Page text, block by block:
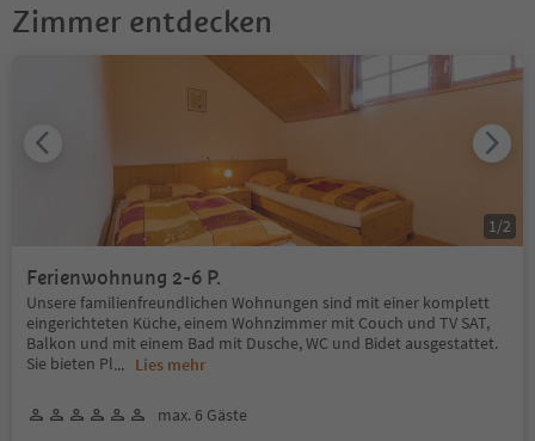
Zimmer entdecken
Ferienwohnung 2-6 P.
Unsere familienfreundlichen Wohnungen sind mit einer komplett
eingerichteten Küche, einem Wohnzimmer mit Couch und TV SAT,
Balkon und mit einem Bad mit Dusche, WC und Bidet ausgestattet.
Sie bieten Pl... Lies mehr
max. 6 Gäste
1 /2